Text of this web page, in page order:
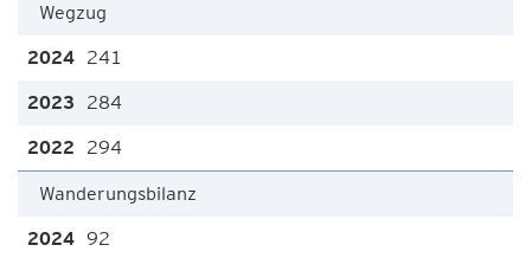
Wegzug
241
284
294
Wanderungsbilanz
92